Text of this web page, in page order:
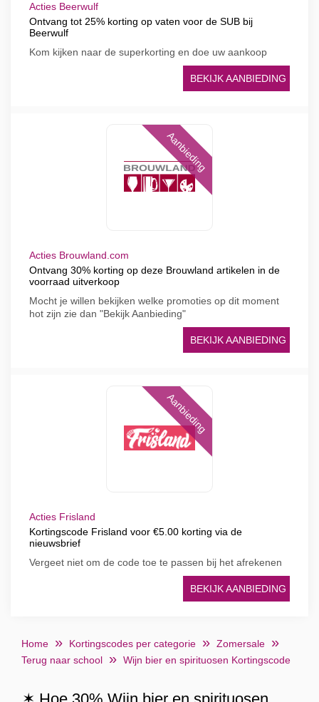
Acties Beerwulf
Ontvang tot 25% korting op vaten voor de SUB bij
Beerwulf
Kom kijken naar de superkorting en doe uw aankoop
BEKIJK AANBIEDING
Aanbieding
Acties Brouwland.com
Ontvang 30% korting op deze Brouwland artikelen in de
voorraad uitverkoop
Mocht je willen bekijken welke promoties op dit moment
hot zijn zie dan "Bekijk Aanbieding"
BEKIJK AANBIEDING
Aanbieding
Acties Frisland
Kortingscode Frisland voor €5.00 korting via de
nieuwsbrief
Vergeet niet om de code toe te passen bij het afrekenen
BEKIJK AANBIEDING
Home Kortingscodes per categorie
Zomersale
Terug naar school
Wijn bier en spirituosen Kortingscode